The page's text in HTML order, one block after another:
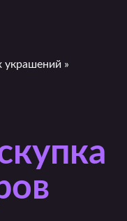
украшений »